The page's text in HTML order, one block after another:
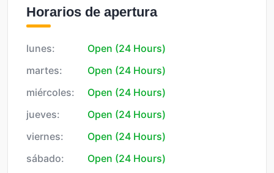
Horarios de apertura
lunes:
Open (24 Hours)
martes:
Open (24 Hours)
miércoles:
Open (24 Hours)
jueves:
Open (24 Hours)
viernes:
Open (24 Hours)
sábado:
Open (24 Hours)